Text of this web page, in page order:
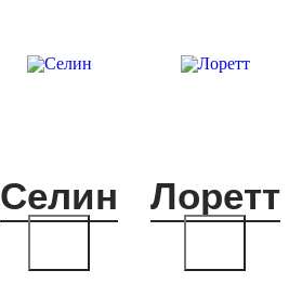
Селин Лоретт